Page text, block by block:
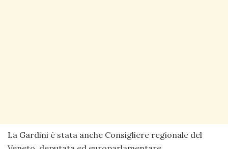
La Gardini è stata anche Consigliere regionale del